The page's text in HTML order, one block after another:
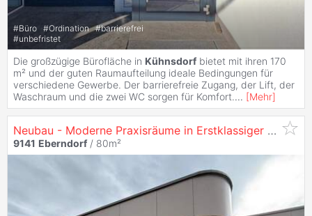
#Büro #Ordination #barrierefrei
#unbefristet
Die großzügige Bürofläche in Kühnsdorf bietet mit ihren 170
m² und der guten Raumaufteilung ideale Bedingungen für
verschiedene Gewerbe. Der barrierefreie Zugang, der Lift, der
Waschraum und die zwei WC sorgen für Komfort.... [Mehr]
Neubau - Moderne Praxisräume in Erstklassiger Lage
9141 Eberndorf / 80m²